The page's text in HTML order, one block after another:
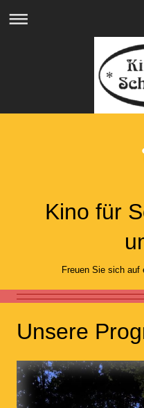
Kino für
Freuen Sie sich auf
Unsere